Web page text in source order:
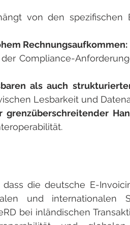
von den spezifischen
Rechnungsaufkommen:
Compliance-
als auch
Lesbarkeit und
die deutsche E-
und internationalen
bei inländischen